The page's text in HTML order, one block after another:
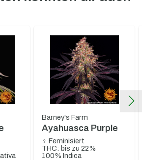
Barney's Farm
Ayahuasca Purple
♀ Feminisiert
THC: bis zu 22%
100% Indica